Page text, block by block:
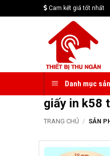
to
Cam kết giá tốt nhất
Danh mục
giấy in k58
TRANG CHỦ / SẢN